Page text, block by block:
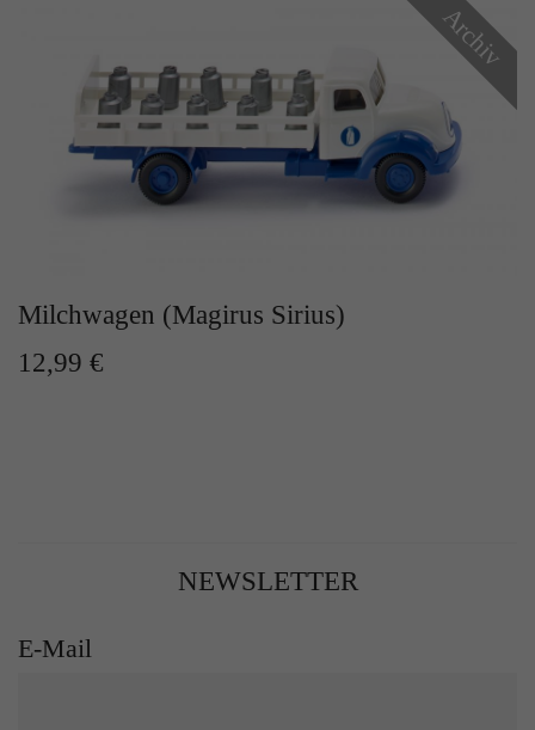
Archiv
Milchwagen (Magirus Sirius)
12,99 €
NEWSLETTER
E-Mail